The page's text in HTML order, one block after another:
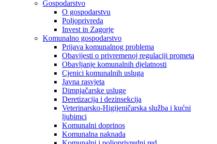
Gospodarstvo
O gospodarstvu
Poljoprivreda
Invest in Zagorje
Komunalno gospodarstvo
Prijava komunalnog problema
Obavijesti o privremenoj regulaciji prometa
Obavljanje komunalnih djelatnosti
Cjenici komunalnih usluga
Javna rasvjeta
Dimnjačarske usluge
Deretizacija i dezinsekcija
Veterinarsko-Higijeničarska služba i kućni
ljubimci
Komunalni doprinos
Komunalna naknada